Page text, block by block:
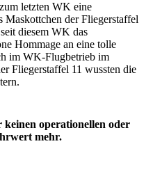
letzten WK eine
Maskottchen der Fliegerstaffel
diesem WK das
Hommage an eine tolle
im WK-Flugbetrieb im
Fliegerstaffel 11 wussten die
operationellen oder
mehr.